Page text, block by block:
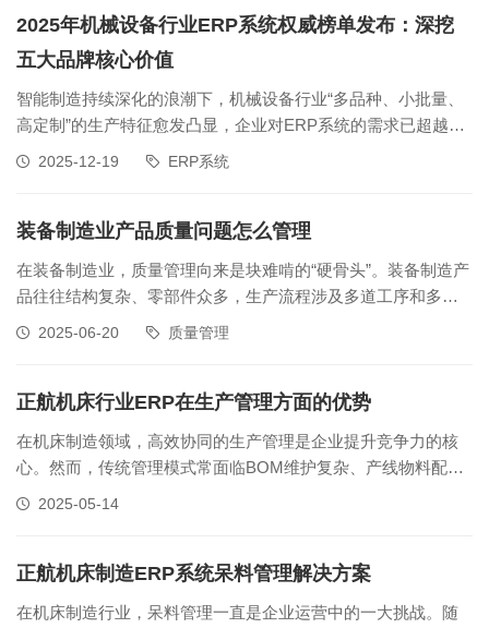
造业的深厚积淀与高度场
2025年机械设备行业ERP系统权威榜单发布：深挖
五大品牌核心价值
智能制造持续深化的浪潮下，机械设备行业“多品种、小批量、
高定制”的生产特征愈发凸显，企业对ERP系统的需求已超越基
础流程管控，转向更深度的场景适配与全价值链协同。据赛迪
具备行业
2025-12-19 ERP系统
装备制造业产品质量问题怎么管理
在装备制造业，质量管理向来是块难啃的“硬骨头”。装备制造产
品往往结构复杂、零部件众多，生产流程涉及多道工序和多个
供应商协作，任何一个环节的疏忽都可能引发质量问题。而
景下，如何有效管理产品质量，
2025-06-20 质量管理
正航机床行业ERP在生产管理方面的优势
在机床制造领域，高效协同的生产管理是企业提升竞争力的核
心。然而，传统管理模式常面临BOM维护复杂、产线物料配套
滞后等问题，直接影响生产节奏与交付效率。针对这些痛点，
更管理机床产品结构复杂，
2025-05-14
正航机床制造ERP系统呆料管理解决方案
在机床制造行业，呆料管理一直是企业运营中的一大挑战。随